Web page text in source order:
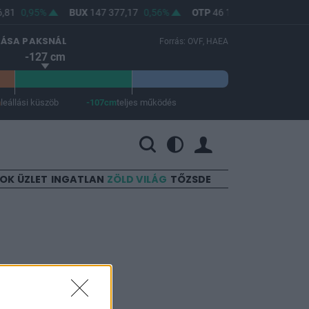
0,95% BUX147 377,17 0,56% OTP46 180
PAKSNÁL Forrás: OVF, HAEA
-127 cm
leállási küszöb -107cmteljes működés
ÜZLET INGATLAN ZÖLD VILÁG TŐZSDE